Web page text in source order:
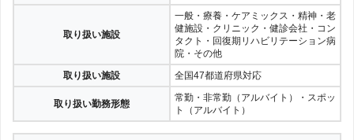
取り扱い施設
一般・療養・ケアミックス・精神・老
健施設・クリニック・健診会社・コン
タクト・回復期リハビリテーション病
院・その他
取り扱い施設
全国47都道府県対応
取り扱い勤務形態
常勤・非常勤（アルバイト）・スポッ
ト（アルバイト）